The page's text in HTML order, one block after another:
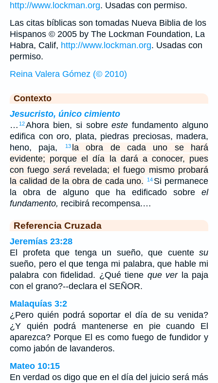
http://www.lockman.org. Usadas con permiso.
Las citas bíblicas son tomadas Nueva Biblia de los
Hispanos © 2005 by The Lockman Foundation, La
Habra, Calif, http://www.lockman.org. Usadas con
permiso.
Reina Valera Gómez (© 2010)
Contexto
Jesucristo, único cimiento
… 12Ahora bien, si sobreeste fundamento alguno
edifica con oro, plata, piedras preciosas, madera,
heno, paja,
13 la obra de cada uno se hará
evidente; porque el día la dará a conocer, pues
con fuego serárevelada; el fuego mismo probará
la calidad de la obra de cada uno.
14 Si permanece
la obra de alguno que ha edificado sobre el
fundamento, recibirá recompensa.…
Referencia Cruzada
Jeremías 23:28
El profeta que tenga un sueño, que cuente su
sueño, pero el que tenga mi palabra, que hable mi
palabra con fidelidad. ¿Qué tiene que verla paja
con el grano?--declara el SEÑOR.
Malaquías 3:2
¿Pero quién podrá soportar el día de su venida?
¿Y quién podrá mantenerse en pie cuando El
aparezca? Porque El es como fuego de fundidor y
como jabón de lavanderos.
Mateo 10:15
En verdad os digo que en el día del juicio será más